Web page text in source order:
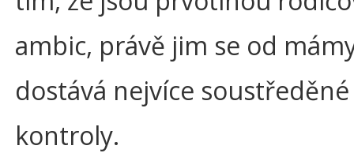
ambic, právě jim se od
dostává nejvíce soustředěné
kontroly.